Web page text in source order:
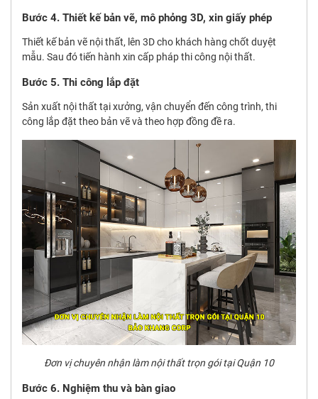
Bước 4. Thiết kế bản vẽ, mô phỏng 3D, xin giấy phép
Thiết kế bản vẽ nội thất, lên 3D cho khách hàng chốt duyệt
mẫu. Sau đó tiến hành xin cấp pháp thi công nội thất.
Bước 5. Thi công lắp đặt
Sản xuất nội thất tại xưởng, vận chuyển đến công trình, thi
công lắp đặt theo bản vẽ và theo hợp đồng đề ra.
Đơn vị chuyên nhận làm nội thất trọn gói tại Quận 10
Bước 6. Nghiệm thu và bàn giao